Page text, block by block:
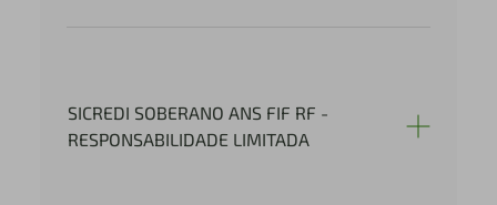
SICREDI SOBERANO ANS FIF RF -
RESPONSABILIDADE LIMITADA